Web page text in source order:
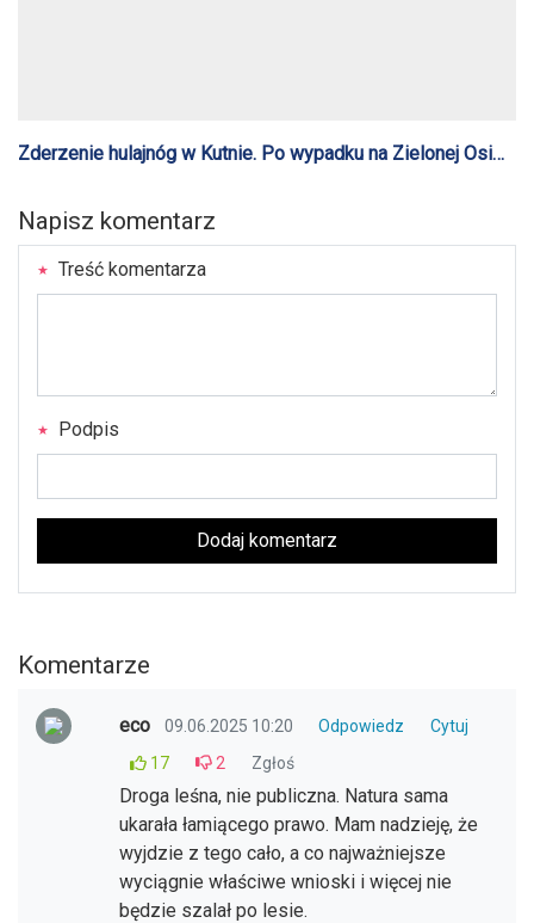
Zderzenie hulajnóg w Kutnie. Po wypadku na Zielonej Osi
Napisz komentarz
Treść komentarza
Podpis
Dodaj komentarz
Komentarze
eco 09.06.2025 10:20 Odpowiedz
Cytuj
17
2 Zgłoś
Droga leśna, nie publiczna. Natura sama
ukarała łamiącego prawo. Mam nadzieję, że
wyjdzie z tego cało, a co najważniejsze
wyciągnie właściwe wnioski i więcej nie
będzie szalał po lesie.